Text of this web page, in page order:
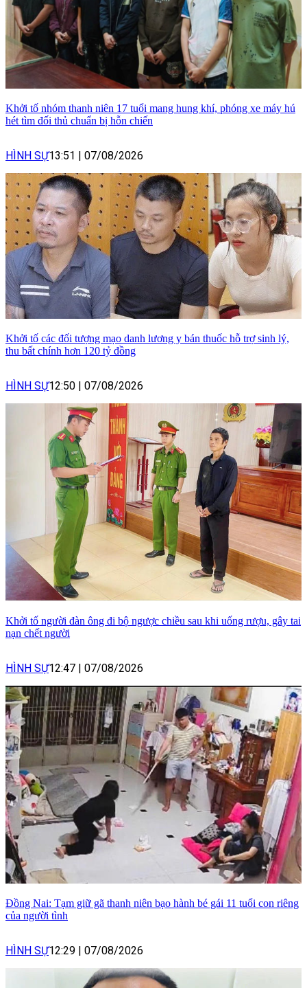
Khởi tố nhóm thanh niên 17 tuổi mang hung khí, phóng xe máy hú
hét tìm đối thủ chuẩn bị hỗn chiến
HÌNH SỰ13:51 | 07/08/2026
Khởi tố các đối tượng mạo danh lương y bán thuốc hỗ trợ sinh lý,
thu bất chính hơn 120 tỷ đồng
HÌNH SỰ12:50 07/08/2026
Khởi tố người đàn ông đi bộ ngược chiều sau khi uống rượu, gây tai
nạn chết người
HÌNH SỰ12:47 07/08/2026
Đồng Nai: Tạm giữ gã thanh niên bạo hành bé gái 11 tuổi con riêng
của người tình
HÌNH SỰ12:29 07/08/2026